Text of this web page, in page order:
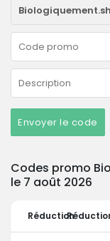
Envoyer le code
Codes promo
le 7 août 2026
Réduction